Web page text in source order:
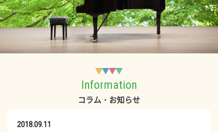
Information
コラム・お知らせ
2018.09.11